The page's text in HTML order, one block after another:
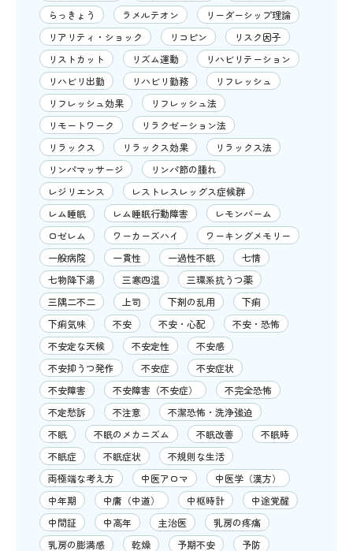
らっきょう
ラメルテオン
リーダーシップ理論
リアリティ・ショック
リコピン
リスク因子
リストカット
リズム運動
リハビリテーション
リハビリ出勤
リハビリ勤務
リフレッシュ
リフレッシュ効果
リフレッシュ法
リモートワーク
リラクゼーション法
リラックス
リラックス効果
リラックス法
リンパマッサージ
リンパ節の腫れ
レジリエンス
レストレスレッグス症候群
レム睡眠
レム睡眠行動障害
レモンバーム
ロゼレム
ワーカーズハイ
ワーキングメモリー
一般病院
一貫性 一過性不眠
七情
七物降下湯
三寒四温
三環系抗うつ薬
三隅二不二
上司 下剤の乱用
下痢
下痢気味
不安 不安・心配
不安・恐怖
不安定な天候
不安定性
不安感
不安抑うつ発作
不安症
不安症状
不安障害
不安障害（不安症）
不完全恐怖
不定愁訴
不注意
不潔恐怖・洗浄強迫
不眠
不眠のメカニズム 不眠改善
不眠時
不眠症
不眠症状
不規則な生活
両極端な考え方
中医アロマ
中医学（漢方）
中年期
中庸（中道） 中枢時計
中途覚醒
中間証
中高年 主治医
乳房の疼痛
乳房の膨満感
乾燥 予期不安 予防